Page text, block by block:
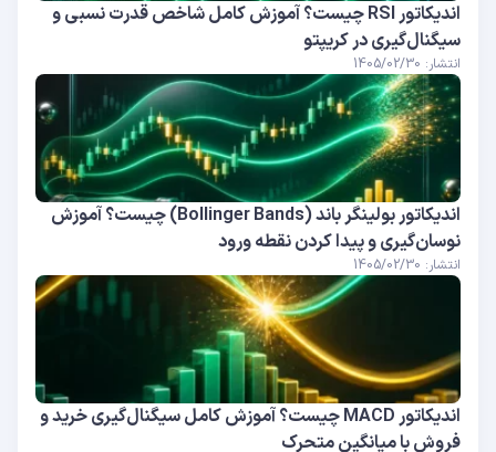
اندیکاتور RSI چیست؟ آموزش کامل شاخص قدرت نسبی و
سیگنال‌گیری در کریپتو
انتشار: 1405/02/30
اندیکاتور بولینگر باند (Bollinger Bands) چیست؟ آموزش
نوسان‌گیری و پیدا کردن نقطه ورود
انتشار: 1405/02/30
اندیکاتور MACD چیست؟ آموزش کامل سیگنال‌گیری خرید و
فروش با میانگین متحرک